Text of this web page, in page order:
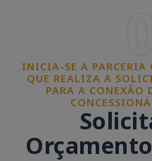
INICIA-SE A PARCERIA
QUE REALIZA A
PARA A CONEXÃO